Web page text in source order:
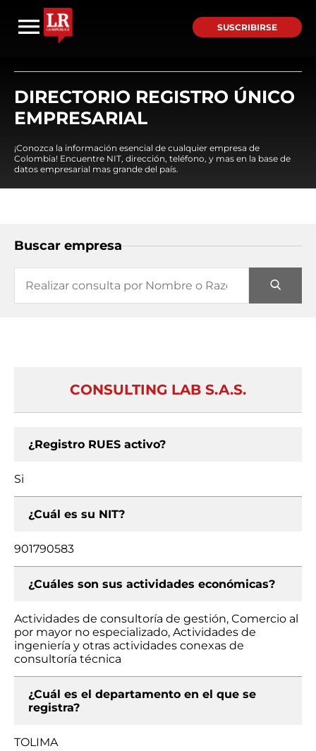
SUSCRIBIRSE
DIRECTORIO REGISTRO ÚNICO
EMPRESARIAL
¡Conozca la información esencial de cualquier empresa de
Colombia! Encuentre NIT, dirección, teléfono, y mas en la base de
datos empresarial mas grande del país.
Buscar empresa
CONSULTING LAB S.A.S.
¿Registro RUES activo?
Si
¿Cuál es su NIT?
901790583
¿Cuáles son sus actividades económicas?
Actividades de consultoría de gestión, Comercio al
por mayor no especializado, Actividades de
ingeniería y otras actividades conexas de
consultoría técnica
¿Cuál es el departamento en el que se
registra?
TOLIMA